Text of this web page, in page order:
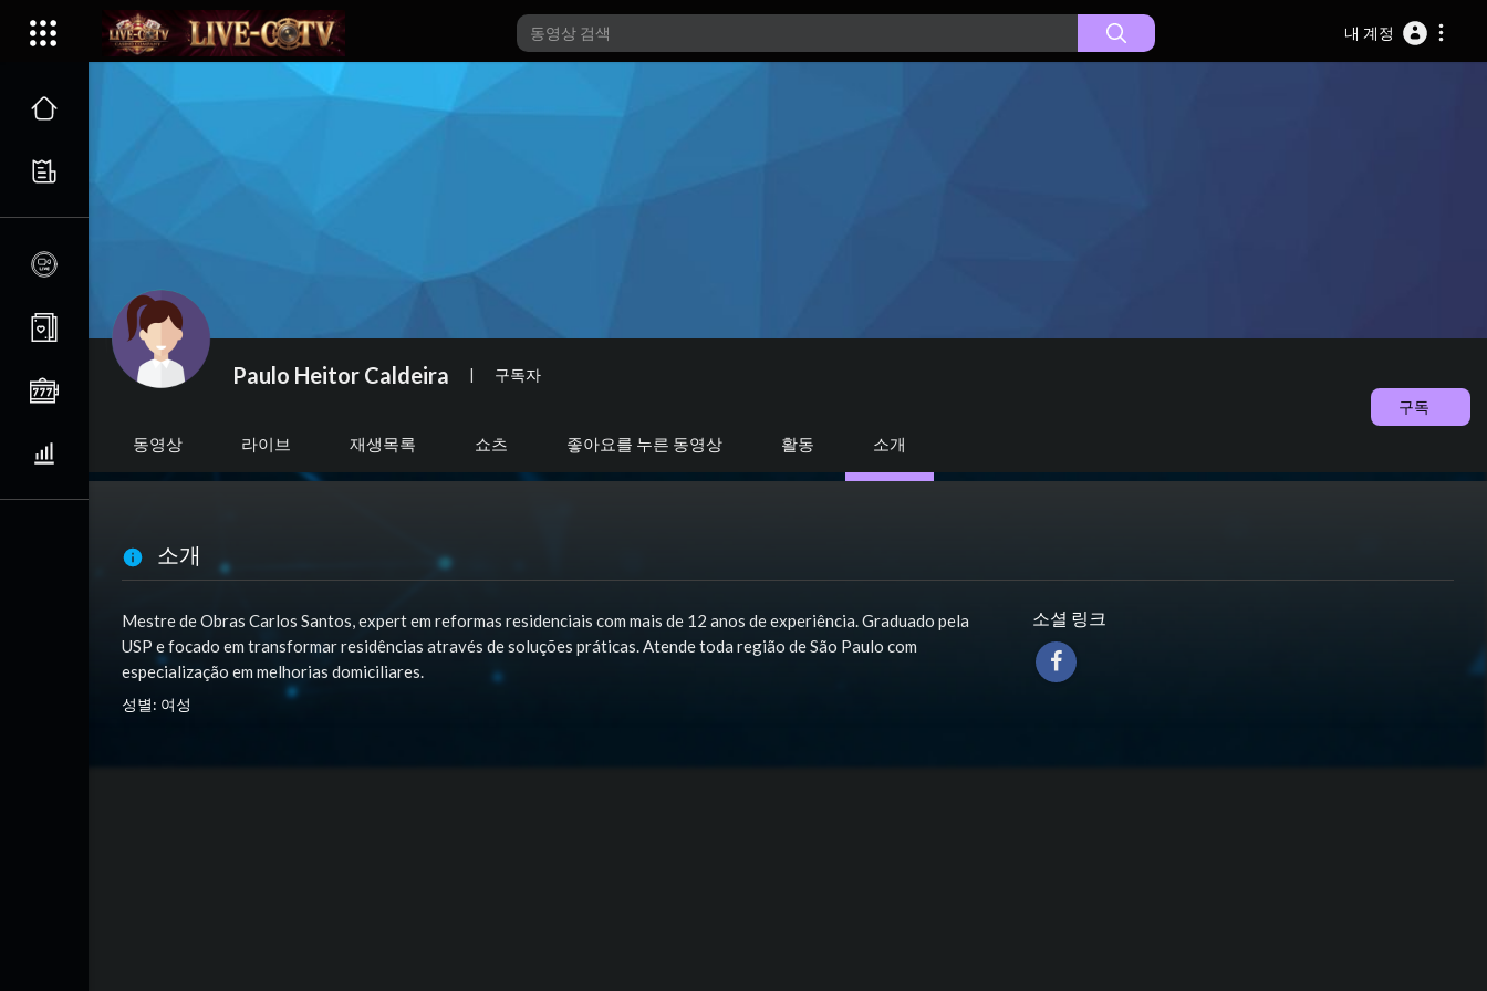
내 계정
Paulo Heitor Caldeira | 구독자
구독
동영상 라이브 재생목록 쇼츠 좋아요를 누른 동영상 활동 소개
소개
Mestre de Obras Carlos Santos, expert em reformas residenciais com mais de 12 anos de experiência. Graduado pela
USP e focado em transformar residências através de soluções práticas. Atende toda região de São Paulo com
especialização em melhorias domiciliares.
성별: 여성
소셜 링크